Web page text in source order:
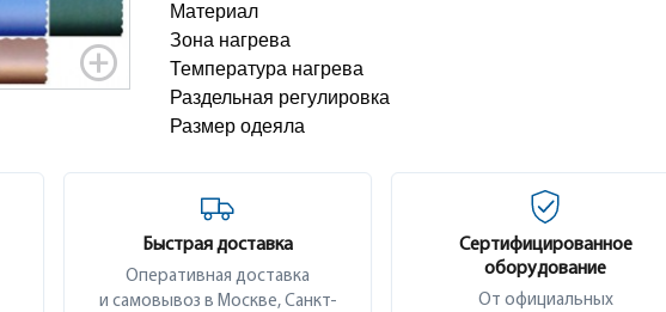
Материал
Зона нагрева
Температура нагрева
Раздельная регулировка
Размер одеяла
Быстрая доставка
Оперативная доставка
и самовывоз в Москве, Санкт-
Сертифицированное
оборудование
От официальных